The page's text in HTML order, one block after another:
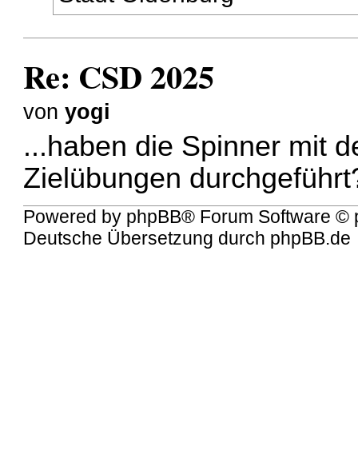
Re: CSD 2025
vonyogi
...haben die Spinner mit
Zielübungen
Powered by phpBB® Forum Software ©
Deutsche Übersetzung durch phpBB.de